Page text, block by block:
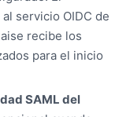
servicio OIDC de
recibe los
para el inicio
SAML del